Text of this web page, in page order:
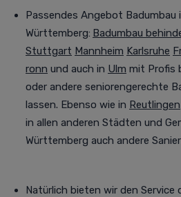
Passendes Angebot Badumbau
Württemberg: Badumbau
Stuttgart Mannheim Karlsruhe
ronn und auch in Ulm mit Profis
oder andere seniorengerechte
lassen. Ebenso wie in Reutlingen
in allen anderen Städten und
Württemberg auch andere
Natürlich bieten wir den Service